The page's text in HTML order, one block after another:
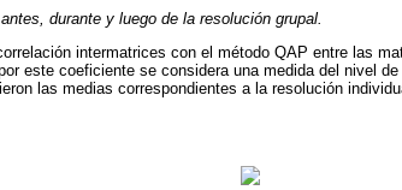
durante y luego de la resolución grupal.
intermatrices con el método QAP entre las
este coeficiente se considera una medida del nivel
las medias correspondientes a la resolución